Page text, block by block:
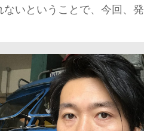
ないということで、今回、